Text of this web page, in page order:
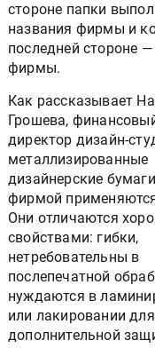
стороне папки
названия фирмы и
последней стороне
фирмы.
Как рассказывает
Грошева,
директор дизайн-
металлизированные
дизайнерские бумаги
фирмой
Они отличаются
свойствами: гибки,
нетребовательны в
послепечатной
нуждаются в
или лакировании для
дополнительной